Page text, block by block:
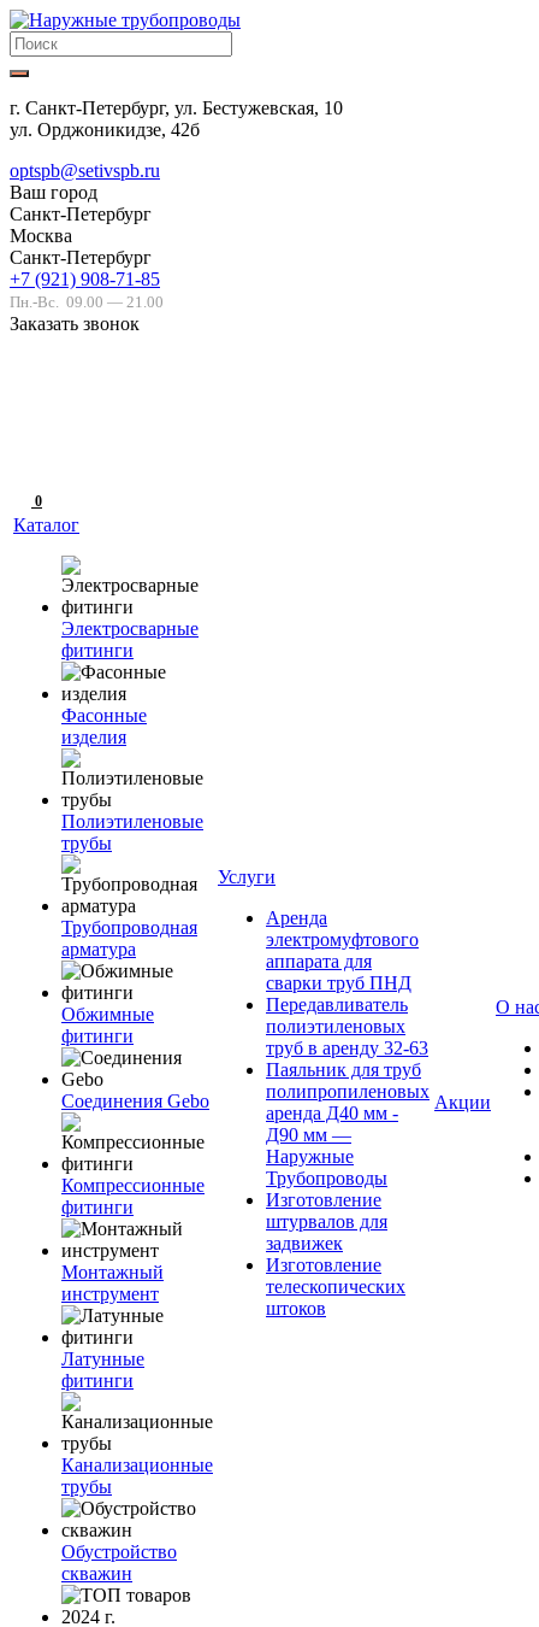
г. Санкт-Петербург, ул. Бестужевская, 10
ул. Орджоникидзе, 42б
optspb@setivspb.ru
Ваш город
Санкт-Петербург
Москва
Санкт-Петербург
+7 (921) 908-71-85
Пн.-Вс. 09.00 — 21.00
Заказать звонок
0
Каталог
Электросварные
фитинги
Фасонные
изделия
Полиэтиленовые
трубы
Трубопроводная
арматура
Обжимные
фитинги
Соединения Gebo
Компрессионные
фитинги
Монтажный
инструмент
Латунные
фитинги
Канализационные
трубы
Обустройство
скважин
Услуги
Аренда
электромуфтового
аппарата для
сварки труб ПНД
Передавливатель
полиэтиленовых
труб в аренду 32-63
Паяльник для труб
полипропиленовых
аренда Д40 мм -
Д90 мм —
Наружные
Трубопроводы
Изготовление
штурвалов для
задвижек
Изготовление
телескопических
штоков
Акции
О